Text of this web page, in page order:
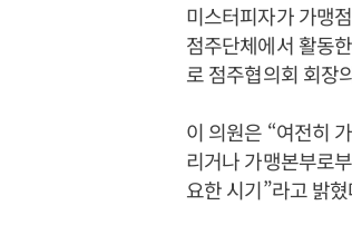
미스터피자가 가맹
점주단체에서 활동
로 점주협의회 회장
이 의원은 “여전히
리거나 가맹본부로
요한 시기”라고 밝